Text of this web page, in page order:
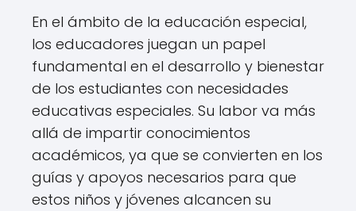
En el ámbito de la educación especial,
los educadores juegan un papel
fundamental en el desarrollo y bienestar
de los estudiantes con necesidades
educativas especiales. Su labor va más
allá de impartir conocimientos
académicos, ya que se convierten en los
guías y apoyos necesarios para que
estos niños y jóvenes alcancen su